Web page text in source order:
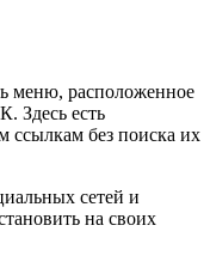
меню, расположенное
Здесь есть
ссылкам без поиска их
сетей и
на своих